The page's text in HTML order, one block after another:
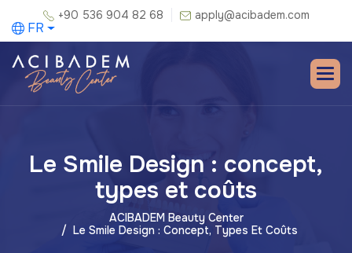
+90 536 904 82 68 apply@acibadem.com
FR
Le Smile Design : concept,
types et coûts
ACIBADEM Beauty Center
Le Smile Design : Concept, Types Et Coûts